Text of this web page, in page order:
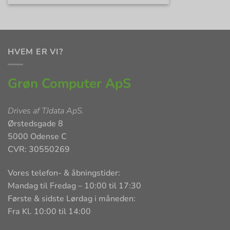
HVEM ER VI?
Grøn Computer ApS
Drives afTJdata ApS.
Ørstedsgade 8
5000 Odense C
CVR: 30550269
Vores telefon- & åbningstider:
Mandag til Fredag – 10:00 til 17:30
Første & sidste Lørdag i måneden:
Fra Kl. 10:00 til 14:00